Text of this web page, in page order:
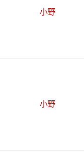
小野
小野